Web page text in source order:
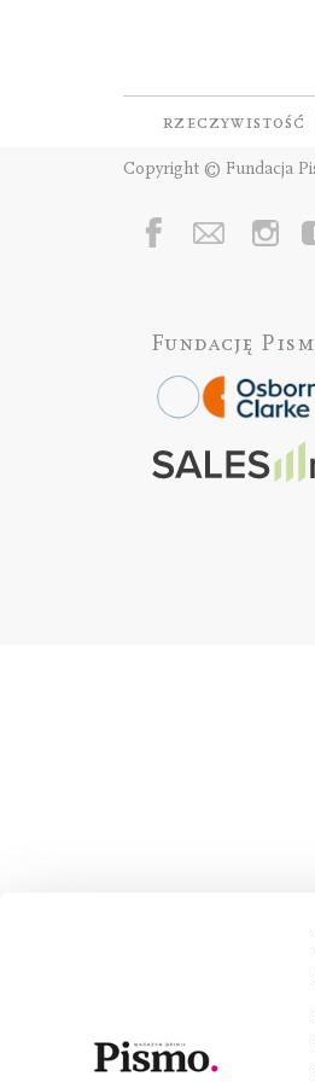
RZECZYWISTOŚĆ
Copyright © Fundacja
Fundację